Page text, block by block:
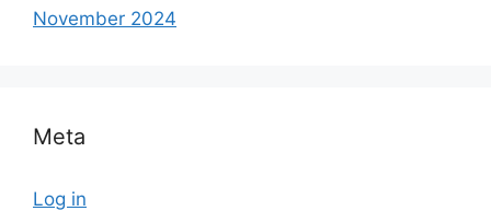
November 2024
Meta
Log in